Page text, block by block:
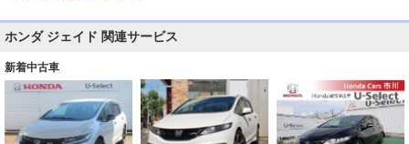
ホンダ ジェイド 関連サービス
新着中古車